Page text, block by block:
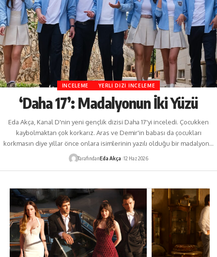
İNCELEME YERLI DIZI İNCELEME
‘Daha 17’: Madalyonun İki Yüzü
Eda Akça, Kanal D'nin yeni gençlik dizisi Daha 17'yi inceledi. Çocukken
kaybolmaktan çok korkarız. Aras ve Demir'in babası da çocukları
korkmasın diye yıllar önce onlara isimlerinin yazılı olduğu bir madalyon…
TarafındanEda Akça 12 Haz 2026